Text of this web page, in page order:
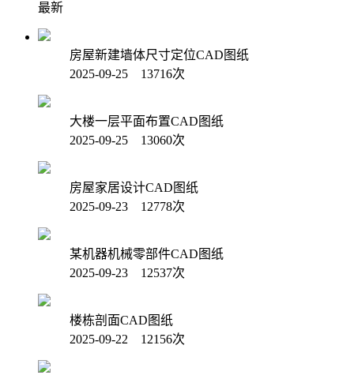
最新
房屋新建墙体尺寸定位CAD图纸
2025-09-25 13716次
大楼一层平面布置CAD图纸
2025-09-25 13060次
房屋家居设计CAD图纸
2025-09-23 12778次
某机器机械零部件CAD图纸
2025-09-23 12537次
楼栋剖面CAD图纸
2025-09-22 12156次